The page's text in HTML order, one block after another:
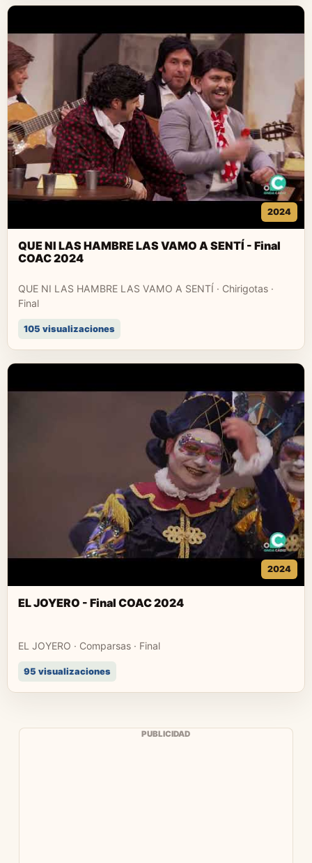
2024
QUE NI LAS HAMBRE LAS VAMO A SENTÍ - Final
COAC 2024
QUE NI LAS HAMBRE LAS VAMO A SENTÍ · Chirigotas ·
Final
105 visualizaciones
2024
EL JOYERO - Final COAC 2024
EL JOYERO · Comparsas · Final
95 visualizaciones
PUBLICIDAD